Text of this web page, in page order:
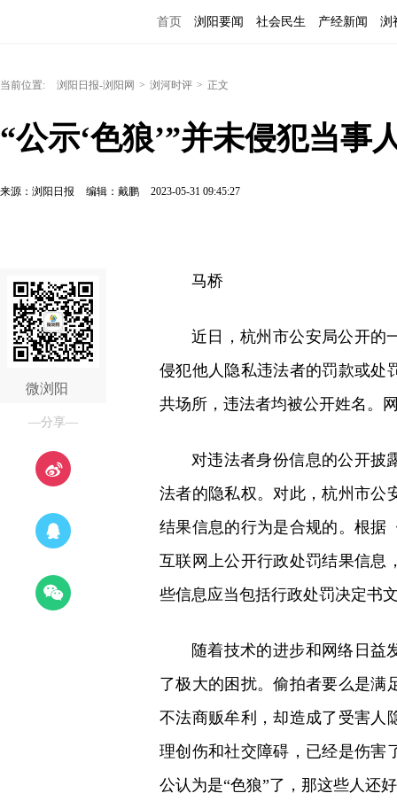
首页 浏阳要闻 社会民生 产经新闻 浏
当前位置: 浏阳日报-浏阳网 > 浏河时评 > 正文
“公示‘色狼’”并未侵犯当事
来源：浏阳日报 编辑：戴鹏 2023-05-31 09:45:27
微浏阳
—分享—
马桥
近日，杭州市公安局公开的
侵犯他人隐私违法者的罚款或处
共场所，违法者均被公开姓名。
对违法者身份信息的公开披
法者的隐私权。对此，杭州市公
结果信息的行为是合规的。根据
互联网上公开行政处罚结果信息
些信息应当包括行政处罚决定书
随着技术的进步和网络日益
了极大的困扰。偷拍者要么是满
不法商贩牟利，却造成了受害人
理创伤和社交障碍，已经是伤害
公认为是“色狼”了，那这些人还